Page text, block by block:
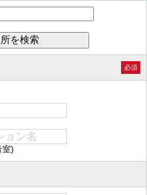
必須
)